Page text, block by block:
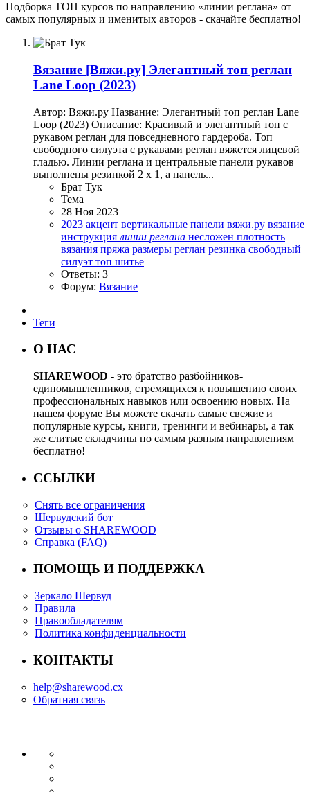
Подборка ТОП курсов по направлению «линии реглана» от
самых популярных и именитых авторов - скачайте бесплатно!
Вязание [Вяжи.ру] Элегантный топ реглан
Lane Loop (2023)
Автор: Вяжи.ру Название: Элегантный топ реглан Lane
Loop (2023) Описание: Красивый и элегантный топ с
рукавом реглан для повседневного гардероба. Топ
свободного силуэта с рукавами реглан вяжется лицевой
гладью. Линии реглана и центральные панели рукавов
выполнены резинкой 2 х 1, а панель...
Брат Тук
Тема
28 Ноя 2023
2023 акцент вертикальные панели вяжи.ру вязание
инструкция линии реглана несложен плотность
вязания пряжа размеры реглан резинка свободный
силуэт топ шитье
Ответы: 3
Форум: Вязание
Теги
О НАС
SHAREWOOD - это братство разбойников-
единомышленников, стремящихся к повышению своих
профессиональных навыков или освоению новых. На
нашем форуме Вы можете скачать самые свежие и
популярные курсы, книги, тренинги и вебинары, а так
же слитые складчины по самым разным направлениям
бесплатно!
ССЫЛКИ
Снять все ограничения
Шервудский бот
Отзывы о SHAREWOOD
Справка (FAQ)
ПОМОЩЬ И ПОДДЕРЖКА
Зеркало Шервуд
Правила
Правообладателям
Политика конфиденциальности
КОНТАКТЫ
help@sharewood.cx
Обратная связь